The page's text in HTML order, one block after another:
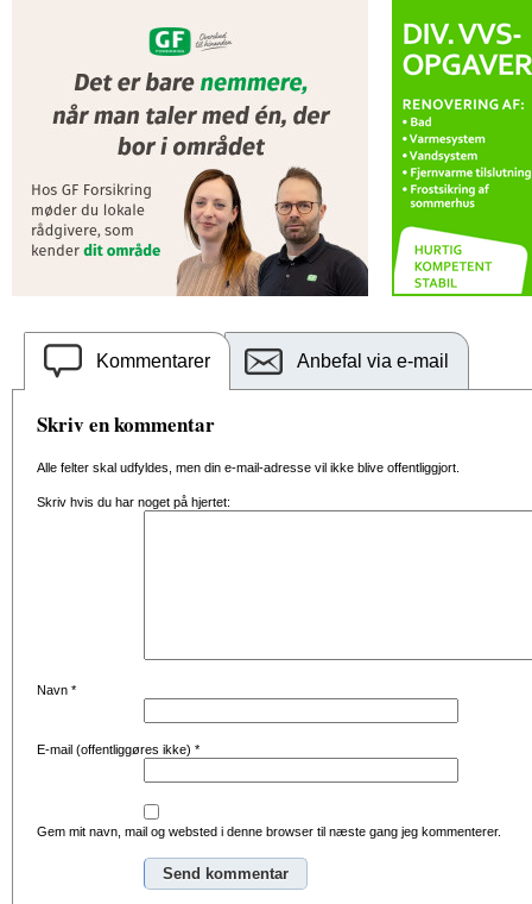
Kommentarer Anbefal via e-mail
Skriv en kommentar
Alle felter skal udfyldes, men din e-mail-adresse vil ikke blive offentliggjort.
Skriv hvis du har noget på hjertet:
Navn *
E-mail (offentliggøres ikke) *
Gem mit navn, mail og websted i denne browser til næste gang jeg kommenterer.